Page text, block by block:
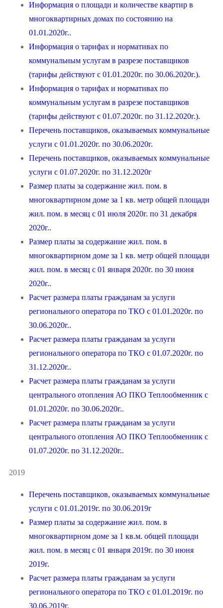
Информация о площади и количестве квартир в
многоквартирных домах по состоянию на
01.01.2020г..
Информация о тарифах и нормативах по
коммунальным услугам в разрезе поставщиков
(тарифы действуют с 01.01.2020г. по 30.06.2020г.).
Информация о тарифах и нормативах по
коммунальным услугам в разрезе поставщиков
(тарифы действуют с 01.07.2020г. по 31.12.2020г.).
Перечень поставщиков, оказываемых коммунальные
услуги с 01.01.2020г. по 30.06.2020г.
Перечень поставщиков, оказываемых коммунальные
услуги с 01.07.2020г. по 31.12.2020г
Размер платы за содержание жил. пом. в
многоквартирном доме за 1 кв. метр общей площади
жил. пом. в месяц с 01 июля 2020г. по 31 декабря
2020г..
Размер платы за содержание жил. пом. в
многоквартирном доме за 1 кв. метр общей площади
жил. пом. в месяц с 01 января 2020г. по 30 июня
2020г..
Расчет размера платы гражданам за услуги
регионального оператора по ТКО с 01.01.2020г. по
30.06.2020г..
Расчет размера платы гражданам за услуги
регионального оператора по ТКО с 01.07.2020г. по
31.12.2020г..
Расчет размера платы гражданам за услуги
центрального отопления АО ПКО Теплообменник с
01.01.2020г. по 30.06.2020г..
Расчет размера платы гражданам за услуги
центрального отопления АО ПКО Теплообменник с
01.07.2020г. по 31.12.2020г..
2019
Перечень поставщиков, оказываемых коммунальные
услуги с 01.01.2019г. по 30.06.2019г
Размер платы за содержание жил. пом. в
многоквартирном доме за 1 кв.м. общей площади
жил. пом. в месяц с 01 января 2019г. по 30 июня
2019г.
Расчет размера платы гражданам за услуги
регионального оператора по ТКО с 01.01.2019г. по
30.06.2019г.